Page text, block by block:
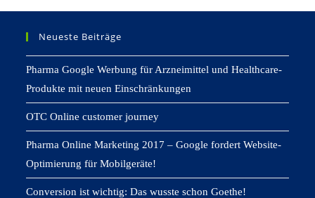
Neueste Beiträge
Pharma Google Werbung für Arzneimittel und Healthcare-
Produkte mit neuen Einschränkungen
OTC Online customer journey
Pharma Online Marketing 2017 – Google fordert Website-
Optimierung für Mobilgeräte!
Conversion ist wichtig: Das wusste schon Goethe!